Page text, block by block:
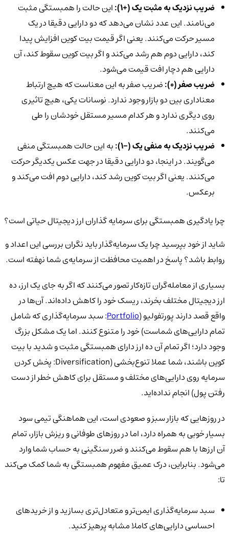
ضریب نزدیک به مثبت یک (+1):
این حالت را همبستگی مثبت
می‌نامند. این عدد نشان می‌دهد که دو دارایی دقیقا در یک
مسیر حرکت می‌کنند. یعنی اگر قیمت بیت کوین افزایش پیدا
کند، دارایی دوم هم رشد می‌کند و اگر بیت کوین سقوط کند، آن
دارایی هم دچار افت قیمت می‌شود.
ضریب صفر (0):
ضریب صفر به این معناست که هیچ ارتباط
معناداری بین دو بازار وجود ندارد. نوسانات یکی، هیچ تاثیری
روی دیگری ندارد و هر کدام مسیر مستقل خودشان را طی
می‌کنند.
ضریب نزدیک به منفی یک (-1):
به این حالت همبستگی منفی
می‌گویند. در اینجا، دو دارایی دقیقا در جهت عکس یکدیگر حرکت
می‌کنند. یعنی اگر بیت کوین رشد کند، دارایی دوم افت می‌کند و
برعکس.
چرا یادگیری همبستگی برای سرمایه گذاران ارز دیجیتال حیاتی است؟
شاید از خود بپرسید چرا یک سرمایه‌گذار باید نگران بررسی این اعداد و
روابط باشد؟ پاسخ در اهمیت محافظت از سرمایه‌ی شما نهفته است.
بسیاری از معامله‌گران تازه‌کار تصور می‌کنند که اگر به جای یک ارز، ده
ارز دیجیتال مختلف بخرند، ریسک خود را کاهش داده‌اند. آن‌ها در
واقع قصد دارند پورتفولیو (Portfolio: سبد سرمایه‌گذاری که شامل
تمام دارایی‌های شماست) خود را متنوع کنند. اما یک مشکل بزرگ
وجود دارد؛ اگر تمام آن ده ارز دارای همبستگی مثبت و شدید با بیت
کوین باشند، شما عملا تنوع‌بخشی (Diversification: پخش کردن
سرمایه روی دارایی‌های مختلف و مستقل برای کاهش خطر از دست
رفتن پول) انجام نداده‌اید.
در روزهایی که بازار سبز و صعودی است، این هماهنگی تیمی سود
بسیار خوبی به همراه دارد، اما در روزهای طوفانی و ریزش بازار، تمام
آن ارزها با هم سقوط می‌کنند و ضرر سنگینی به حساب شما وارد
می‌شود. بنابراین، درک عمیق مفهوم همبستگی به شما کمک می‌کند
تا:
سبد سرمایه‌گذاری ایمن‌تر و متعادل‌تری بسازید و از خریدهای
احساسی دارایی‌های کاملا مشابه پرهیز کنید.